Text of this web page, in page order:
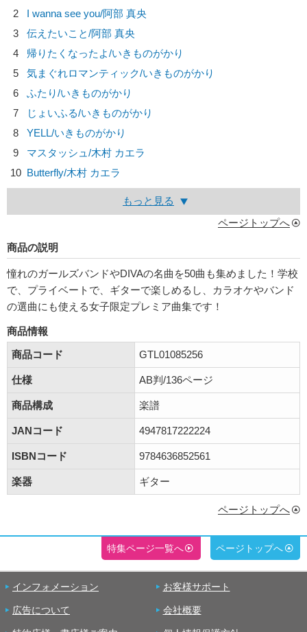
2
I wanna see you/阿部 真央
3
伝えたいこと/阿部 真央
4
帰りたくなったよ/いきものがかり
5
気まぐれロマンティック/いきものがかり
6
ふたり/いきものがかり
7
じょいふる/いきものがかり
8
YELL/いきものがかり
9
マスタッシュ/木村 カエラ
10 Butterfly/木村 カエラ
もっと見る
ページトップへ
商品の説明
憧れのガールズバンドやDIVAの名曲を50曲も集めました！学校
で、プライベートで、ギターで楽しめるし、カラオケやバンド
の選曲にも使える女子限定プレミア曲集です！
商品情報
商品コード
GTL01085256
仕様 AB判/136ページ
商品構成 楽譜
JANコード 4947817222224
ISBNコード 9784636852561
楽器 ギター
ページトップへ
特集ページ一覧へ ページトップへ
インフォメーション お客様サポート
広告について 会社概要